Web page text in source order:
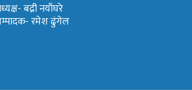
बद्री नयाँघरे
रमेश ढुंगेल